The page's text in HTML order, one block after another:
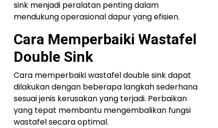
sink menjadi peralatan penting dalam
mendukung operasional dapur yang efisien.
Cara Memperbaiki Wastafel
Double Sink
Cara memperbaiki wastafel double sink dapat
dilakukan dengan beberapa langkah sederhana
sesuai jenis kerusakan yang terjadi. Perbaikan
yang tepat membantu mengembalikan fungsi
wastafel secara optimal.